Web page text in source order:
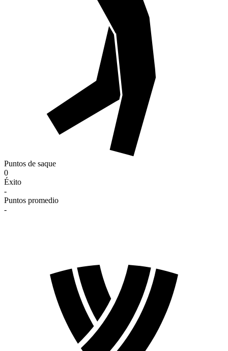
Puntos de saque
0
Éxito
-
Puntos promedio
-